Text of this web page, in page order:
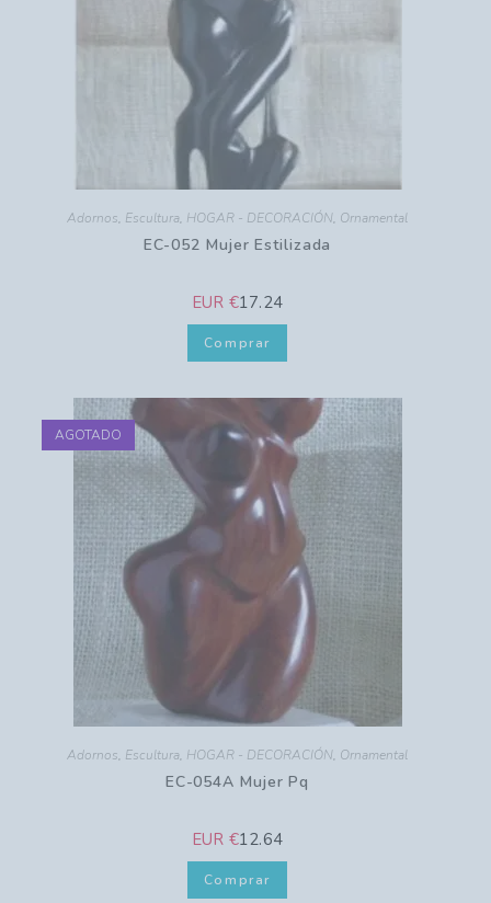
Adornos, Escultura, HOGAR - DECORACIÓN, Ornamental
EC-052 Mujer Estilizada
EUR €17.24
Comprar
AGOTADO
Adornos, Escultura, HOGAR - DECORACIÓN, Ornamental
EC-054A Mujer Pq
EUR €12.64
Comprar